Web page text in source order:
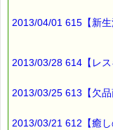
2013/04/01 615【新生
2013/03/28 614【レス
2013/03/25 613【欠品
2013/03/21 612【癒し